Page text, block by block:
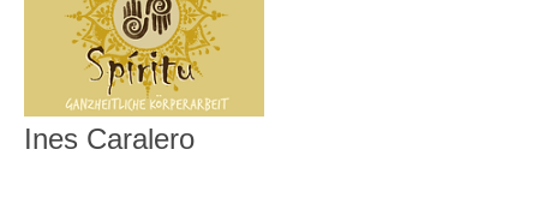
Ines Caralero